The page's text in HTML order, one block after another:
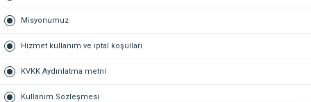
Misyonumuz
Hizmet kullanım ve iptal koşulları
KVKK Aydınlatma metni
Kullanım Sözleşmesi